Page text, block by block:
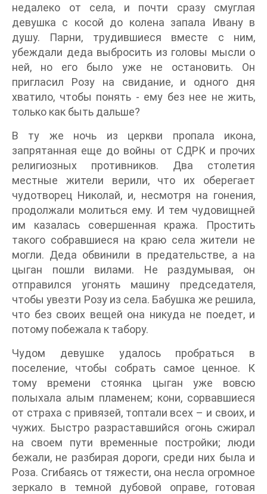
недалеко от села, и почти сразу смуглая
девушка с косой до колена запала Ивану в
душу. Парни, трудившиеся вместе с ним,
убеждали деда выбросить из головы мысли о
ней, но его было уже не остановить. Он
пригласил Розу на свидание, и одного дня
хватило, чтобы понять - ему без нее не жить,
только как быть дальше?
В ту же ночь из церкви пропала икона,
запрятанная еще до войны от СДРК и прочих
религиозных противников. Два столетия
местные жители верили, что их оберегает
чудотворец Николай, и, несмотря на гонения,
продолжали молиться ему. И тем чудовищней
им казалась совершенная кража. Простить
такого собравшиеся на краю села жители не
могли. Деда обвинили в предательстве, а на
цыган пошли вилами. Не раздумывая, он
отправился угонять машину председателя,
чтобы увезти Розу из села. Бабушка же решила,
что без своих вещей она никуда не поедет, и
потому побежала к табору.
Чудом девушке удалось пробраться в
поселение, чтобы собрать самое ценное. К
тому времени стоянка цыган уже вовсю
полыхала алым пламенем; кони, сорвавшиеся
от страха с привязей, топтали всех – и своих, и
чужих. Быстро разраставшийся огонь сжирал
на своем пути временные постройки; люди
бежали, не разбирая дороги, среди них была и
Роза. Сгибаясь от тяжести, она несла огромное
зеркало в темной дубовой оправе, готовая